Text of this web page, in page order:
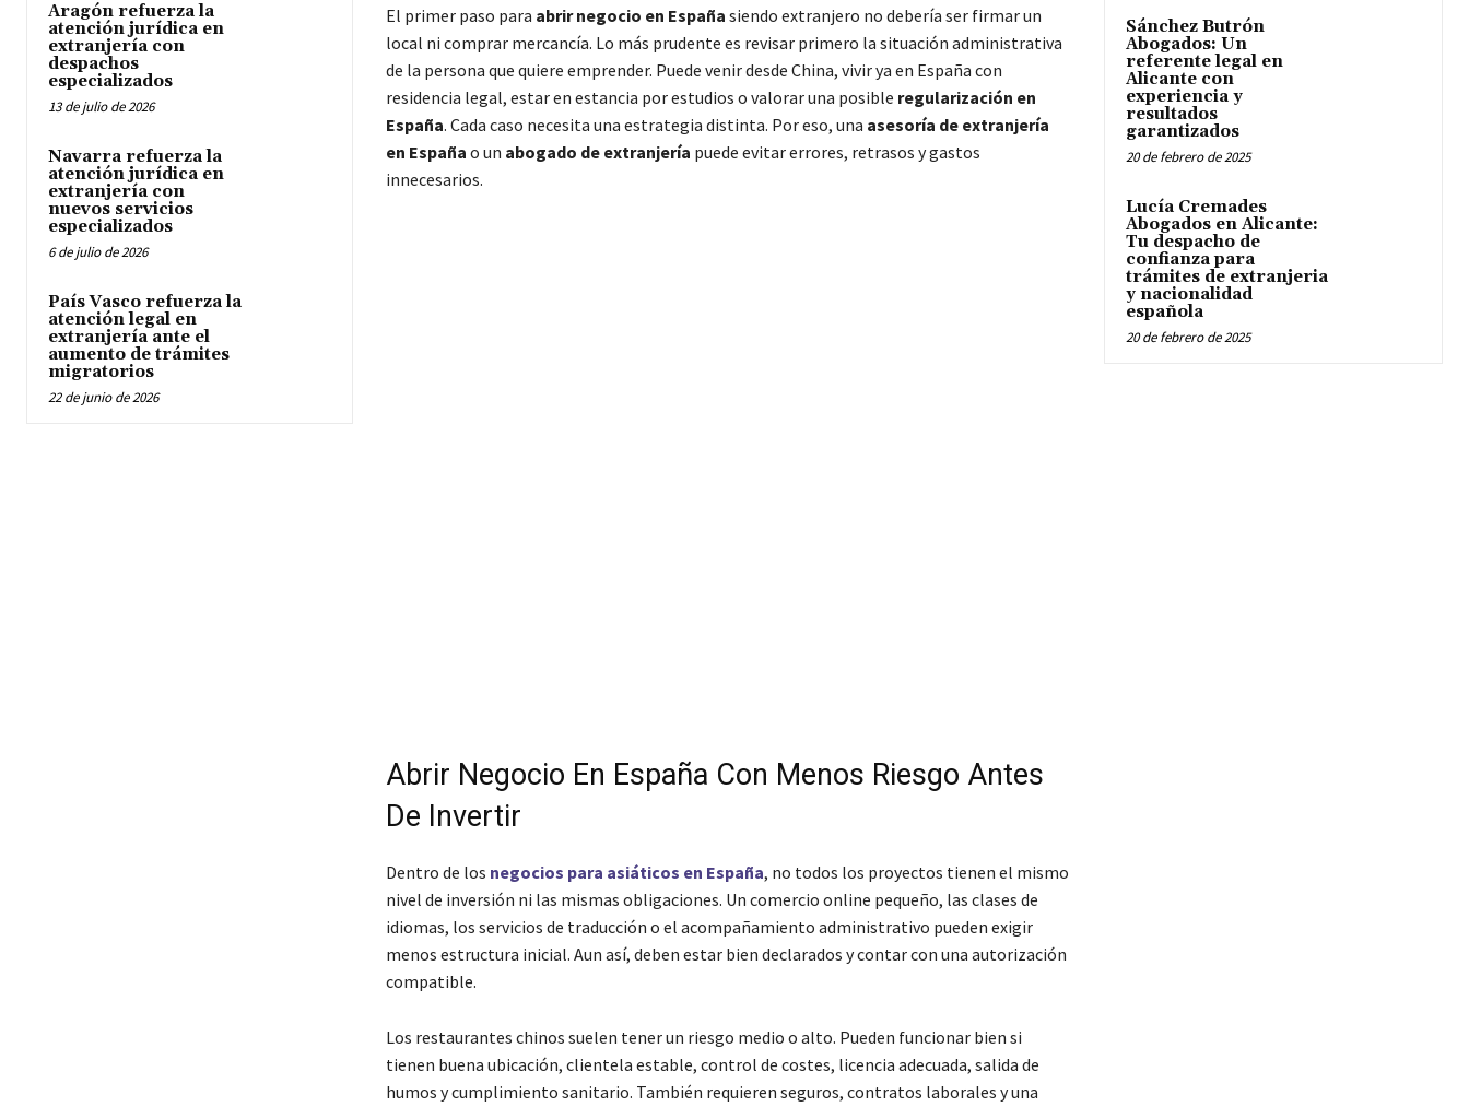
Aragón refuerza la
atención jurídica en
extranjería con
despachos
especializados
13 de julio de 2026
Navarra refuerza la
atención jurídica en
extranjería con
nuevos servicios
especializados
6 de julio de 2026
País Vasco refuerza la
atención legal en
extranjería ante el
aumento de trámites
migratorios
22 de junio de 2026
El primer paso para abrir negocio en España siendo extranjero no debería ser firmar un
local ni comprar mercancía. Lo más prudente es revisar primero la situación administrativa
de la persona que quiere emprender. Puede venir desde China, vivir ya en España con
residencia legal, estar en estancia por estudios o valorar una posible regularización en
España. Cada caso necesita una estrategia distinta. Por eso, una asesoría de extranjería
en España o un abogado de extranjería puede evitar errores, retrasos y gastos
innecesarios.
Abrir Negocio En España Con Menos Riesgo Antes
De Invertir
Dentro de los negocios para asiáticos en España, no todos los proyectos tienen el mismo
nivel de inversión ni las mismas obligaciones. Un comercio online pequeño, las clases de
idiomas, los servicios de traducción o el acompañamiento administrativo pueden exigir
menos estructura inicial. Aun así, deben estar bien declarados y contar con una autorización
compatible.
Los restaurantes chinos suelen tener un riesgo medio o alto. Pueden funcionar bien si
tienen buena ubicación, clientela estable, control de costes, licencia adecuada, salida de
humos y cumplimiento sanitario. También requieren seguros, contratos laborales y una
Sánchez Butrón
Abogados: Un
referente legal en
Alicante con
experiencia y
resultados
garantizados
20 de febrero de 2025
Lucía Cremades
Abogados en Alicante:
Tu despacho de
confianza para
trámites de extranjeria
y nacionalidad
española
20 de febrero de 2025